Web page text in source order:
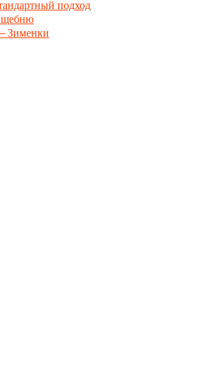
подход
щебню
Зименки